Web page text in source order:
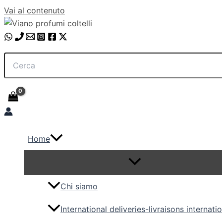
Vai al contenuto
Home
Chi siamo
International deliveries-livraisons